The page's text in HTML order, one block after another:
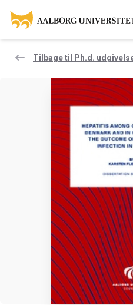
Tilbage til Ph.d.